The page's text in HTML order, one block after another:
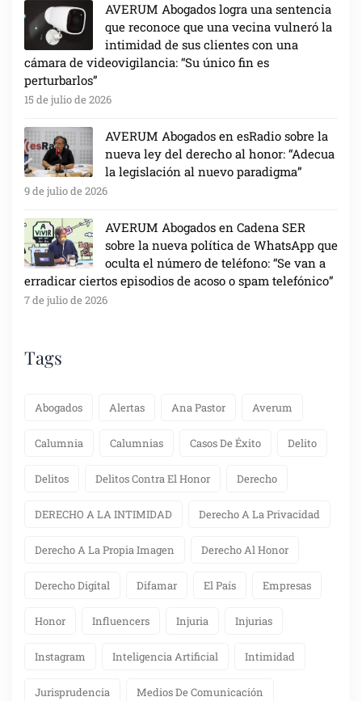
AVERUM Abogados logra una sentencia
que reconoce que una vecina vulneró la
intimidad de sus clientes con una
cámara de videovigilancia: “Su único fin es
perturbarlos”
15 de julio de 2026
AVERUM Abogados en esRadio sobre la
nueva ley del derecho al honor: “Adecua
la legislación al nuevo paradigma”
9 de julio de 2026
AVERUM Abogados en Cadena SER
sobre la nueva política de WhatsApp que
oculta el número de teléfono: “Se van a
erradicar ciertos episodios de acoso o spam telefónico”
7 de julio de 2026
Tags
Abogados Alertas Ana Pastor Averum
Calumnia Calumnias Casos De Éxito Delito
Delitos Delitos Contra El Honor Derecho
DERECHO A LA INTIMIDAD Derecho A La Privacidad
Derecho A La Propia Imagen Derecho Al Honor
Derecho Digital Difamar El País Empresas
Honor Influencers Injuria Injurias
Instagram Inteligencia Artificial Intimidad
Jurisprudencia Medios De Comunicación